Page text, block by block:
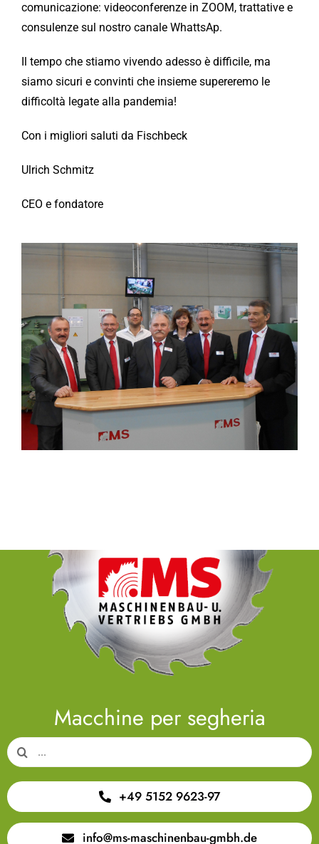
comunicazione: videoconferenze in ZOOM, trattative e
consulenze sul nostro canale WhattsAp.
Il tempo che stiamo vivendo adesso è difficile, ma
siamo sicuri e convinti che insieme supereremo le
difficoltà legate alla pandemia!
Con i migliori saluti da Fischbeck
Ulrich Schmitz
CEO e fondatore
Macchine per segheria
Search
for:
+49 5152 9623-97
info@ms-maschinenbau-gmbh.de